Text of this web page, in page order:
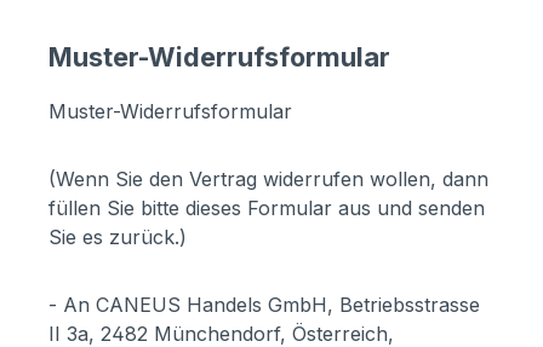
Muster-Widerrufsformular
Muster-Widerrufsformular
(Wenn Sie den Vertrag widerrufen wollen, dann
füllen Sie bitte dieses Formular aus und senden
Sie es zurück.)
- An CANEUS Handels GmbH, Betriebsstrasse
II 3a, 2482 Münchendorf, Österreich,